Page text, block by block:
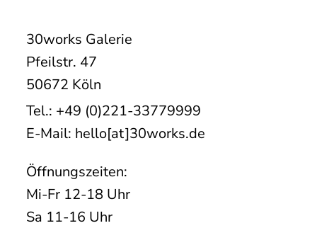
30works Galerie
Pfeilstr. 47
50672 Köln
Tel.: +49 (0)221-33779999
E-Mail: hello[at]30works.de
Öffnungszeiten:
Mi-Fr 12-18 Uhr
Sa 11-16 Uhr